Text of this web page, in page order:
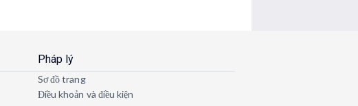
Pháp lý
Sơ đồ trang
Điều khoản và điều kiện